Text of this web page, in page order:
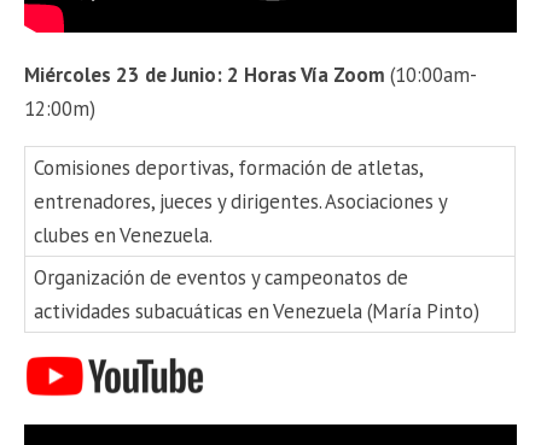
Miércoles 23 de Junio: 2 Horas Vía Zoom(10:00am-
12:00m)
Comisiones deportivas, formación de atletas,
entrenadores, jueces y dirigentes. Asociaciones y
clubes en Venezuela.
Organización de eventos y campeonatos de
actividades subacuáticas en Venezuela (María Pinto)